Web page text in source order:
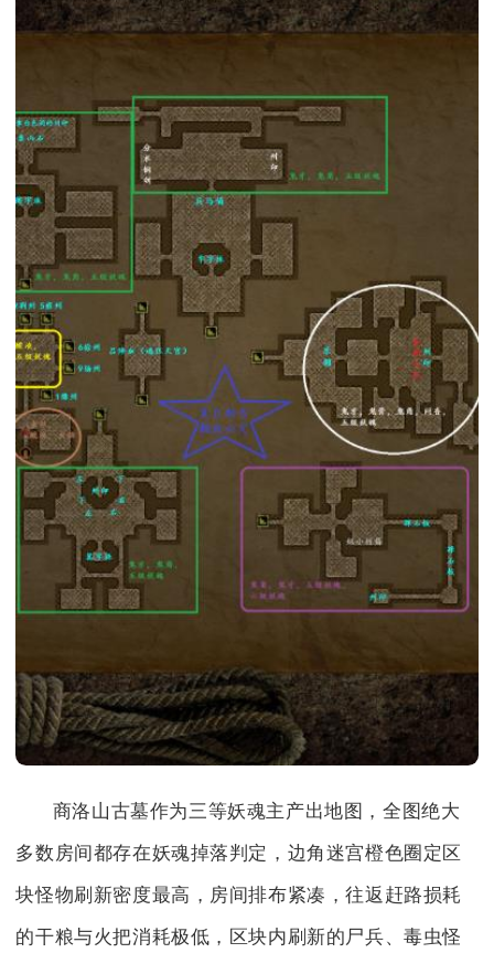
商洛山古墓作为三等妖魂主产出地图，全图绝大
多数房间都存在妖魂掉落判定，边角迷宫橙色圈定区
块怪物刷新密度最高，房间排布紧凑，往返赶路损耗
的干粮与火把消耗极低，区块内刷新的尸兵、毒虫怪